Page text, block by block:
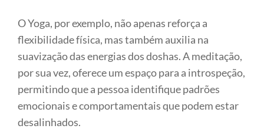
O Yoga, por exemplo, não apenas reforça a
flexibilidade física, mas também auxilia na
suavização das energias dos doshas. A meditação,
por sua vez, oferece um espaço para a introspeção,
permitindo que a pessoa identifique padrões
emocionais e comportamentais que podem estar
desalinhados.